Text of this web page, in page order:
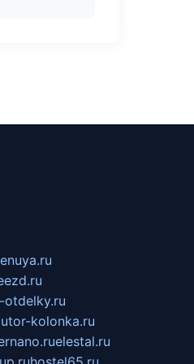
otdelky.ru
kolonka.ru
elestal.ru